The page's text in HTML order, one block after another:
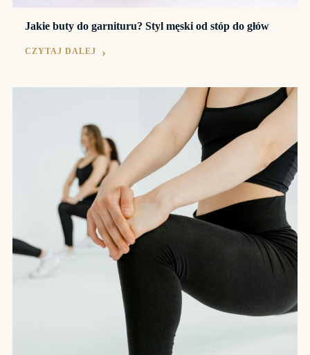
Jakie buty do garnituru? Styl męski od stóp do głów
CZYTAJ DALEJ